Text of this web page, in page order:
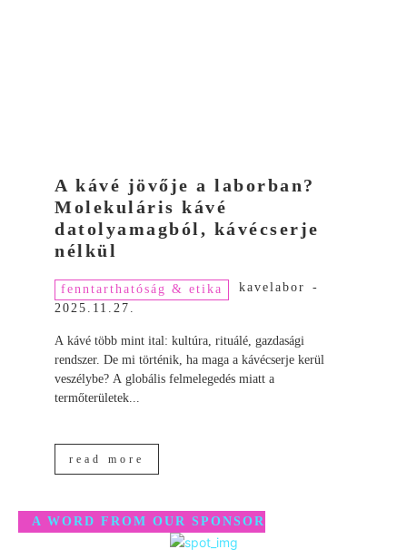
A kávé jövője a laborban?
Molekuláris kávé
datolyamagból, kávécserje
nélkül
fenntarthatóság & etika kavelabor
-
2025.11.27.
A kávé több mint ital: kultúra, rituálé, gazdasági
rendszer. De mi történik, ha maga a kávécserje kerül
veszélybe? A globális felmelegedés miatt a
termőterületek...
read more
A WORD FROM OUR SPONSOR